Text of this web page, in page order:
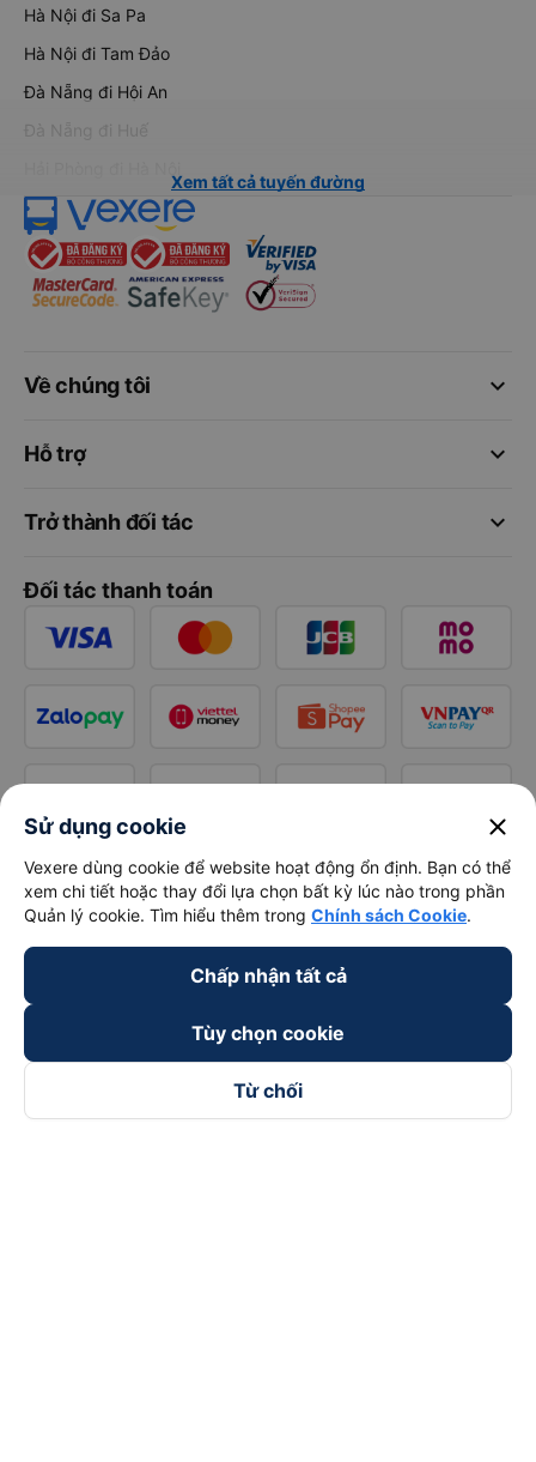
Hà Nội đi Sa Pa
Hà Nội đi Tam Đảo
Đà Nẵng đi Hội An
Đà Nẵng đi Huế
Xem tất cả tuyến đường
keyboard_arrow_down
Về chúng tôi
keyboard_arrow_down
Hỗ trợ
keyboard_arrow_down
Trở thành đối tác
Đối tác thanh toán
Sử dụng cookie close
Vexere dùng cookie để website hoạt động ổn định. Bạn có thể
xem chi tiết hoặc thay đổi lựa chọn bất kỳ lúc nào trong phần
Quản lý cookie. Tìm hiểu thêm trong Chính sách Cookie.
Chấp nhận tất cả
Tùy chọn cookie
Từ chối